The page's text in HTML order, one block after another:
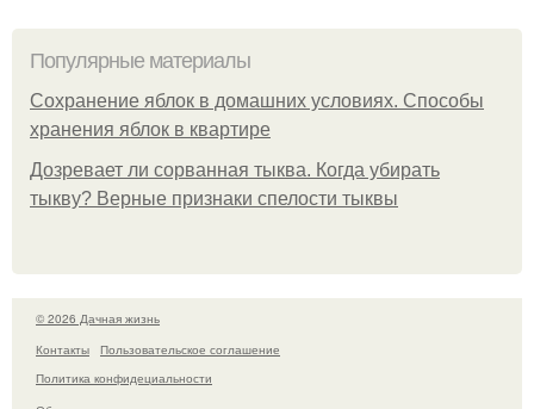
Популярные материалы
Сохранение яблок в домашних условиях. Способы
хранения яблок в квартире
Дозревает ли сорванная тыква. Когда убирать
тыкву? Верные признаки спелости тыквы
© 2026 Дачная жизнь
Контакты
Пользовательское соглашение
Политика конфидециальности